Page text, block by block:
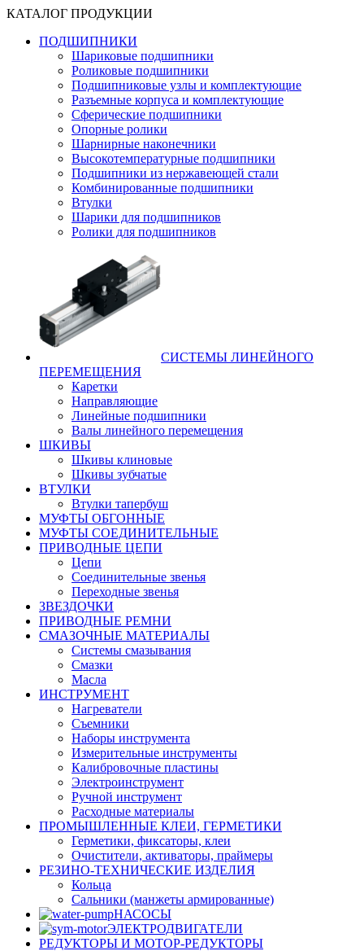
КАТАЛОГ ПРОДУКЦИИ
ПОДШИПНИКИ
Шариковые подшипники
Роликовые подшипники
Подшипниковые узлы и комплектующие
Разъемные корпуса и комплектующие
Сферические подшипники
Опорные ролики
Шарнирные наконечники
Высокотемпературные подшипники
Подшипники из нержавеющей стали
Комбинированные подшипники
Втулки
Шарики для подшипников
Ролики для подшипников
СИСТЕМЫ ЛИНЕЙНОГО
ПЕРЕМЕЩЕНИЯ
Каретки
Направляющие
Линейные подшипники
Валы линейного перемещения
ШКИВЫ
Шкивы клиновые
Шкивы зубчатые
ВТУЛКИ
Втулки тапербуш
МУФТЫ ОБГОННЫЕ
МУФТЫ СОЕДИНИТЕЛЬНЫЕ
ПРИВОДНЫЕ ЦЕПИ
Цепи
Соединительные звенья
Переходные звенья
ЗВЕЗДОЧКИ
ПРИВОДНЫЕ РЕМНИ
СМАЗОЧНЫЕ МАТЕРИАЛЫ
Системы смазывания
Смазки
Масла
ИНСТРУМЕНТ
Нагреватели
Съемники
Наборы инструмента
Измерительные инструменты
Калибровочные пластины
Электроинструмент
Ручной инструмент
Расходные материалы
ПРОМЫШЛЕННЫЕ КЛЕИ, ГЕРМЕТИКИ
Герметики, фиксаторы, клеи
Очистители, активаторы, праймеры
РЕЗИНО-ТЕХНИЧЕСКИЕ ИЗДЕЛИЯ
Кольца
Сальники (манжеты армированные)
НАСОСЫ
ЭЛЕКТРОДВИГАТЕЛИ
РЕДУКТОРЫ И МОТОР-РЕДУКТОРЫ